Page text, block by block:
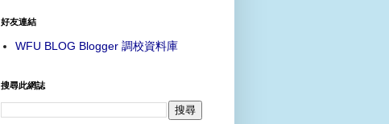
好友連結
WFU BLOG Blogger 調校資料庫
搜尋此網誌